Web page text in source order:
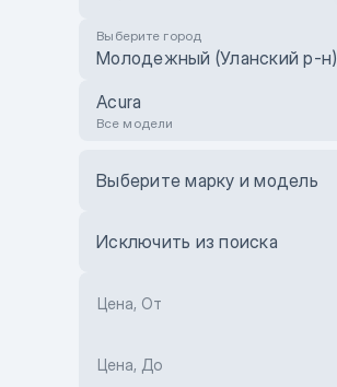
Выберите город
Молодежный (Уланский р-н)
Acura
Все модели
Выберите марку и модель
Исключить из поиска
Цена, От
Цена, До